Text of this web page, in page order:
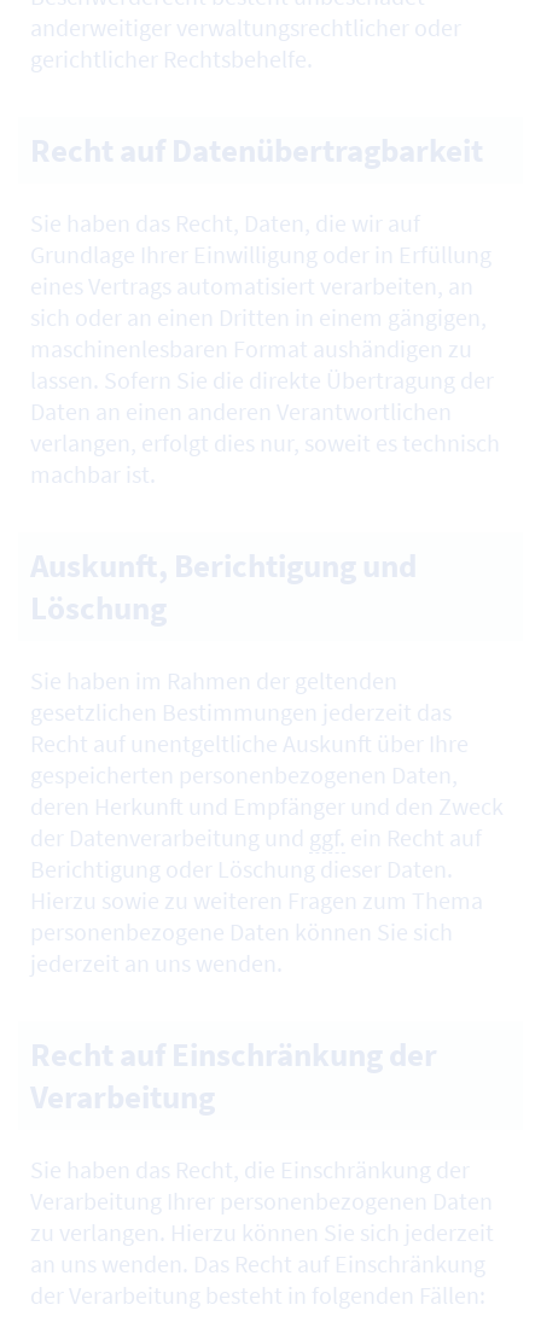
anderweitiger verwaltungsrechtlicher oder
gerichtlicher Rechtsbehelfe.
Sie haben das Recht, Daten, die wir auf
Grundlage Ihrer Einwilligung oder in Erfüllung
eines Vertrags automatisiert verarbeiten, an
sich oder an einen Dritten in einem gängigen,
maschinenlesbaren Format aushändigen zu
lassen. Sofern Sie die direkte Übertragung der
Daten an einen anderen Verantwortlichen
verlangen, erfolgt dies nur, soweit es technisch
machbar ist.
Sie haben im Rahmen der geltenden
gesetzlichen Bestimmungen jederzeit das
Recht auf unentgeltliche Auskunft über Ihre
gespeicherten personenbezogenen Daten,
deren Herkunft und Empfänger und den Zweck
der Datenverarbeitung und ggf. ein Recht auf
Berichtigung oder Löschung dieser Daten.
Hierzu sowie zu weiteren Fragen zum Thema
personenbezogene Daten können Sie sich
jederzeit an uns wenden.
Sie haben das Recht, die Einschränkung der
Verarbeitung Ihrer personenbezogenen Daten
zu verlangen. Hierzu können Sie sich jederzeit
an uns wenden. Das Recht auf Einschränkung
der Verarbeitung besteht in folgenden Fällen: